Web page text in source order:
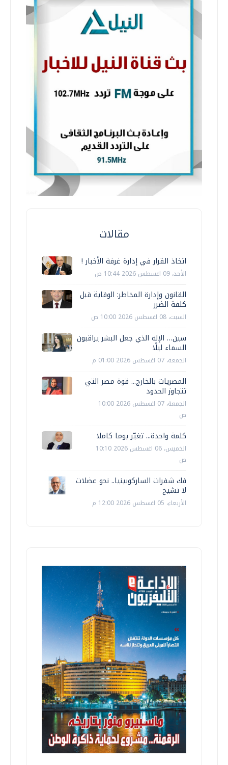
مقالات
اتخاذ القرار في إدارة غرفة الأخبار !
الأحد، 09 اغسطس 2026 10:44 ص
القانون وإدارة المخاطر: الوقاية قبل
كلفة الضرر
السبت، 08 اغسطس 2026 10:00 ص
سين… الإله الذي جعل البشر يراقبون
السماء ليلًا
الجمعة، 07 اغسطس 2026 01:00 م
المصريات بالخارج... قوة مصر التي
تتجاوز الحدود
الجمعة، 07 اغسطس 2026 10:00
ص
كلمة واحدة... تغيّر يوما كاملا
الخميس، 06 اغسطس 2026 10:10
ص
فك شفرات الساركوبينيا.. نحو عضلات
لا تشيخ
الأربعاء، 05 اغسطس 2026 12:00 م